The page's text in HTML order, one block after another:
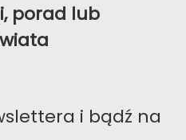
porad lub
i bądź na